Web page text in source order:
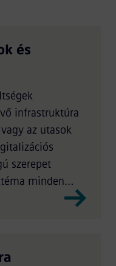
és
infrastruktúra
az utasok
szerepet
minden